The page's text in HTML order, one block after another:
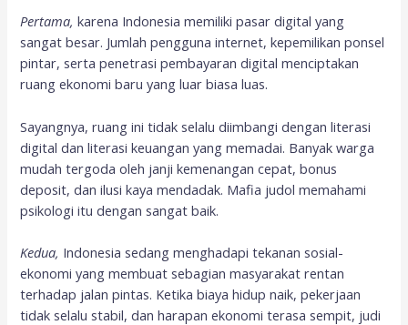
Pertama, karena Indonesia memiliki pasar digital yang
sangat besar. Jumlah pengguna internet, kepemilikan ponsel
pintar, serta penetrasi pembayaran digital menciptakan
ruang ekonomi baru yang luar biasa luas.
Sayangnya, ruang ini tidak selalu diimbangi dengan literasi
digital dan literasi keuangan yang memadai. Banyak warga
mudah tergoda oleh janji kemenangan cepat, bonus
deposit, dan ilusi kaya mendadak. Mafia judol memahami
psikologi itu dengan sangat baik.
Kedua, Indonesia sedang menghadapi tekanan sosial-
ekonomi yang membuat sebagian masyarakat rentan
terhadap jalan pintas. Ketika biaya hidup naik, pekerjaan
tidak selalu stabil, dan harapan ekonomi terasa sempit, judi